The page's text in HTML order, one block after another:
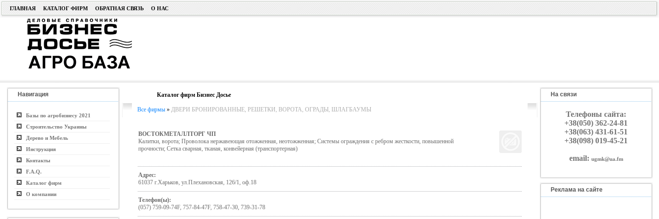
ГЛАВНАЯ КАТАЛОГ ФИРМ ОБРАТНАЯ СВЯЗЬ О НАС
Навигация
Базы по агробизнесу 2021
Строительство Украины
Дерево и Мебель
Инструкция
Контакты
F.A.Q.
Каталог фирм
О компании
Каталог фирм Бизнес Досье
Все фирмы» ДВЕРИ БРОНИРОВАННЫЕ, РЕШЕТКИ, ВОРОТА, ОГРАДЫ, ШЛАГБАУМЫ
ВОСТОКМЕТАЛЛТОРГ ЧП
Калитки, ворота; Проволока нержавеющая отожженная, неотожженная; Системы ограждения с ребром жесткости, повышенной
прочности; Сетка сварная, тканая, конвейерная (транспортерная)
Адрес:
61037 г.Харьков, ул.Плехановская, 126/1, оф.18
Телефон(ы):
(057) 759-09-74F, 757-84-47F, 758-47-30, 739-31-78
На связи
Телефоны сайта:
+38(050) 362-24-81
+38(063) 431-61-51
+38(098) 019-45-21
email: ugmk@ua.fm
Реклама на сайте